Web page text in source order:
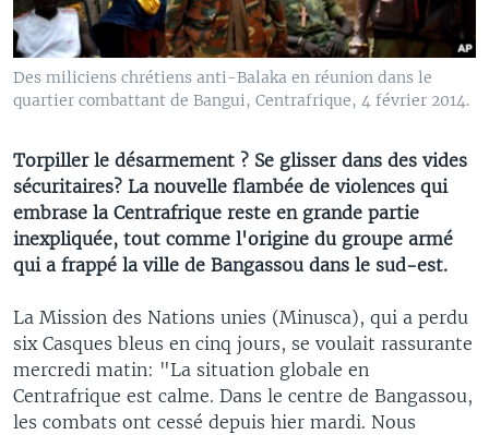
Des miliciens chrétiens anti-Balaka en réunion dans le
quartier combattant de Bangui, Centrafrique, 4 février 2014.
Torpiller le désarmement ? Se glisser dans des vides
sécuritaires? La nouvelle flambée de violences qui
embrase la Centrafrique reste en grande partie
inexpliquée, tout comme l'origine du groupe armé
qui a frappé la ville de Bangassou dans le sud-est.
La Mission des Nations unies (Minusca), qui a perdu
six Casques bleus en cinq jours, se voulait rassurante
mercredi matin: "La situation globale en
Centrafrique est calme. Dans le centre de Bangassou,
les combats ont cessé depuis hier mardi. Nous